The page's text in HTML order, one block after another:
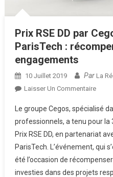
Prix RSE DD par
ParisTech :
engagements
10 Juillet 2019 Par La
Laisser Un CommentaireSur
RSE
DD
Par
Et
Le groupe Cegos, spécialisé
professionnels, a tenu pour la
Prix RSE DD, en partenariat
ParisTech. L’événement, qui
été l’occasion de
investies dans des projets